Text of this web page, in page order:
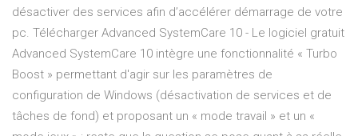
désactiver des services afin d’accélérer démarrage de votre
pc. Télécharger Advanced SystemCare 10 - Le logiciel gratuit
Advanced SystemCare 10 intègre une fonctionnalité « Turbo
Boost » permettant d'agir sur les paramètres de
configuration de Windows (désactivation de services et de
tâches de fond) et proposant un « mode travail » et un «